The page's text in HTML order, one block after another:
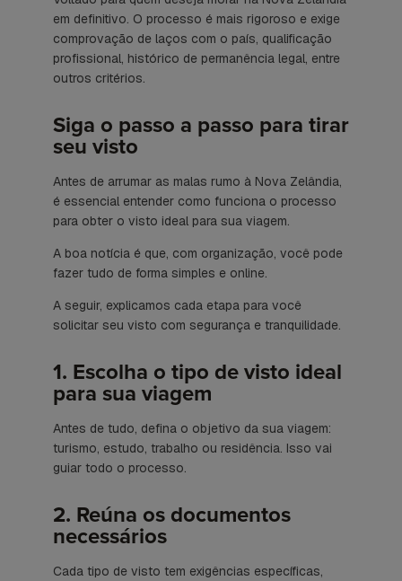
em definitivo. O processo é mais rigoroso e exige
comprovação de laços com o país, qualificação
profissional, histórico de permanência legal, entre
outros critérios.
Siga o passo a passo para tirar
seu visto
Antes de arrumar as malas rumo à Nova Zelândia,
é essencial entender como funciona o processo
para obter o visto ideal para sua viagem.
A boa notícia é que, com organização, você pode
fazer tudo de forma simples e online.
A seguir, explicamos cada etapa para você
solicitar seu visto com segurança e tranquilidade.
1. Escolha o tipo de visto ideal
para sua viagem
Antes de tudo, defina o objetivo da sua viagem:
turismo, estudo, trabalho ou residência. Isso vai
guiar todo o processo.
2. Reúna os documentos
necessários
Cada tipo de visto tem exigências específicas,